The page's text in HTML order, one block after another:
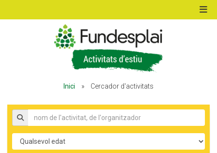
Inici » Cercador d'activitats
Nom de l'activitat, organitzador
Edat
ACTIVITATS D'ESTIU
ALBERG CENTRE ESPLAI